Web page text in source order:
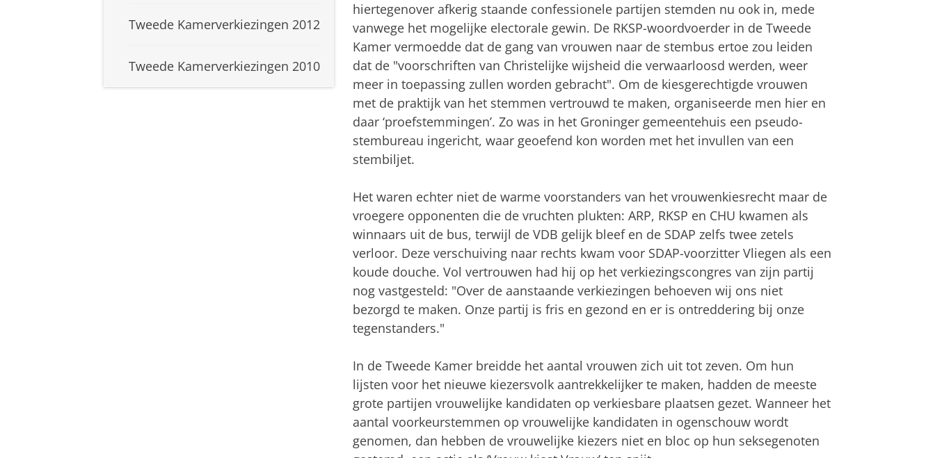
Tweede Kamerverkiezingen 2012
Tweede Kamerverkiezingen 2010
hiertegenover afkerig staande confessionele partijen stemden nu ook in, mede
vanwege het mogelijke electorale gewin. De RKSP-woordvoerder in de Tweede
Kamer vermoedde dat de gang van vrouwen naar de stembus ertoe zou leiden
dat de "voorschriften van Christelijke wijsheid die verwaarloosd werden, weer
meer in toepassing zullen worden gebracht". Om de kiesgerechtigde vrouwen
met de praktijk van het stemmen vertrouwd te maken, organiseerde men hier en
daar ‘proefstemmingen’. Zo was in het Groninger gemeentehuis een pseudo-
stembureau ingericht, waar geoefend kon worden met het invullen van een
stembiljet.
Het waren echter niet de warme voorstanders van het vrouwenkiesrecht maar de
vroegere opponenten die de vruchten plukten: ARP, RKSP en CHU kwamen als
winnaars uit de bus, terwijl de VDB gelijk bleef en de SDAP zelfs twee zetels
verloor. Deze verschuiving naar rechts kwam voor SDAP-voorzitter Vliegen als een
koude douche. Vol vertrouwen had hij op het verkiezingscongres van zijn partij
nog vastgesteld: "Over de aanstaande verkiezingen behoeven wij ons niet
bezorgd te maken. Onze partij is fris en gezond en er is ontreddering bij onze
tegenstanders."
In de Tweede Kamer breidde het aantal vrouwen zich uit tot zeven. Om hun
lijsten voor het nieuwe kiezersvolk aantrekkelijker te maken, hadden de meeste
grote partijen vrouwelijke kandidaten op verkiesbare plaatsen gezet. Wanneer het
aantal voorkeurstemmen op vrouwelijke kandidaten in ogenschouw wordt
genomen, dan hebben de vrouwelijke kiezers niet en bloc op hun seksegenoten